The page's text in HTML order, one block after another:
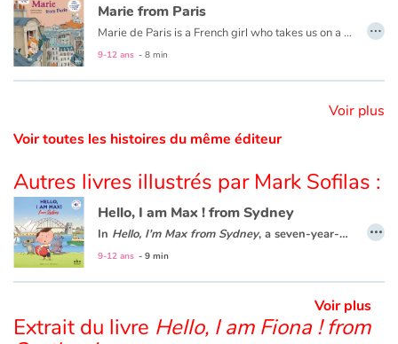
Contraste +
Famille
Écoles
Médiathèques
Vidéos & Tutoriaux
Marie from Paris
Marie de Paris is a French girl who takes us on a tour of her city and introduces us to her little world in a playful and original way: her house, her family, her friends, her school, the boat-flies, Montmartre, the garden of Luxembourg...
This book is also available in French:
9-12 ans - 8 min
…
Voir plus
Voir toutes les histoires du même éditeur
Autres livres illustrés par Mark Sofilas :
Hello, I am Max ! from Sydney
In Hello, I'm Max from Sydney, a seven-year-old Australian boy takes us on a tour of Sydney. You will meet his family and friends, visit his school and his city: the Opera House, Sydney Bay, the beaches and the bush.
9-12 ans - 9 min
…
Voir plus
Extrait du livre Hello, I am Fiona ! from